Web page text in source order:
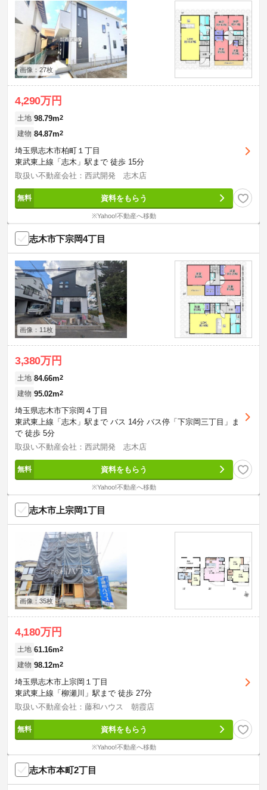
画像：27枚
4,290万円
土地 98.79m2
建物 84.87m2
埼玉県志木市柏町１丁目
東武東上線「志木」駅まで 徒歩 15分
取扱い不動産会社：西武開発 志木店
資料をもらう
※Yahoo!不動産へ移動
志木市下宗岡4丁目
画像：11枚
3,380万円
土地 84.66m2
建物 95.02m2
埼玉県志木市下宗岡４丁目
東武東上線「志木」駅まで バス 14分 バス停「下宗岡三丁目」ま
で 徒歩 5分
取扱い不動産会社：西武開発 志木店
資料をもらう
※Yahoo!不動産へ移動
志木市上宗岡1丁目
画像：35枚
4,180万円
土地 61.16m2
建物 98.12m2
埼玉県志木市上宗岡１丁目
東武東上線「柳瀬川」駅まで 徒歩 27分
取扱い不動産会社：藤和ハウス 朝霞店
資料をもらう
※Yahoo!不動産へ移動
志木市本町2丁目